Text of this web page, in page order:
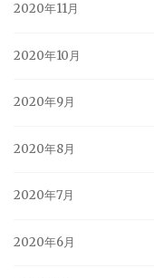
2020年11月
2020年10月
2020年9月
2020年8月
2020年7月
2020年6月